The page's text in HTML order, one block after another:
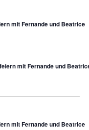
mit Fernande und Beatrice
mit Fernande und
mit Fernande und Beatrice